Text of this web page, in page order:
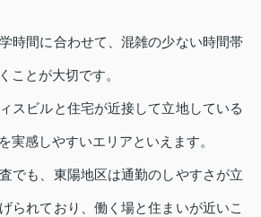
時間に合わせて、混雑の少ない時間帯
ことが大切です。
スビルと住宅が近接して立地している
実感しやすいエリアといえます。
でも、東陽地区は通勤のしやすさが立
られており、働く場と住まいが近いこ